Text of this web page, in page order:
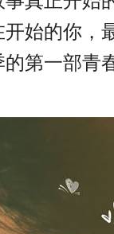
始的你，
第一部青